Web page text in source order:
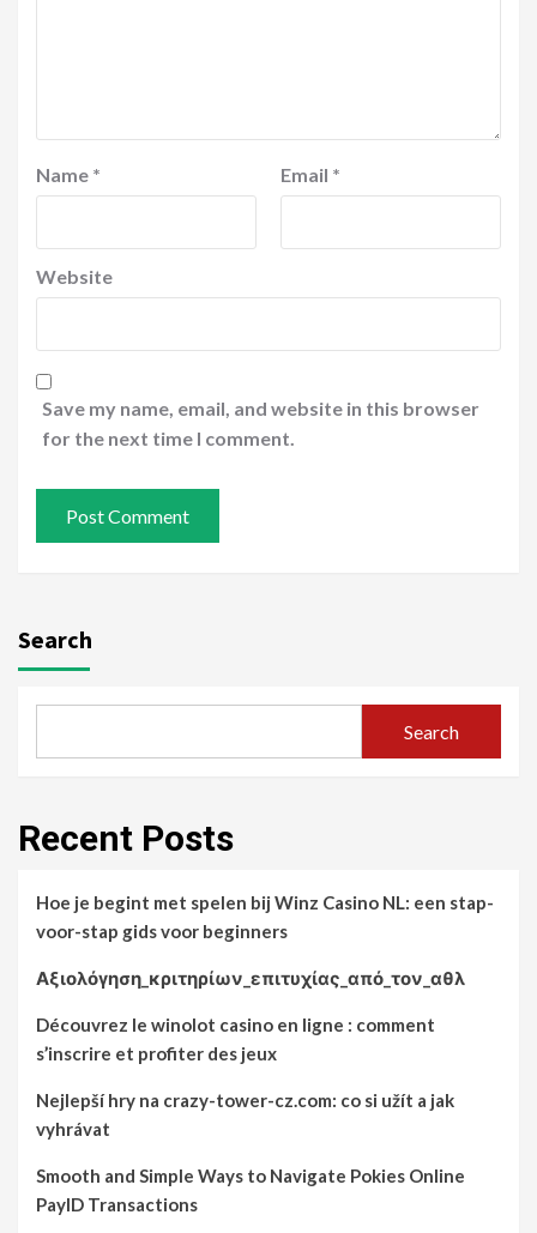
Name * Email *
Website
Save my name, email, and website in this browser
for the next time I comment.
Search
Search
Recent Posts
Hoe je begint met spelen bij Winz Casino NL: een stap-
voor-stap gids voor beginners
Αξιολόγηση_κριτηρίων_επιτυχίας_από_τον_αθλ
Découvrez le winolot casino en ligne : comment
s’inscrire et profiter des jeux
Nejlepší hry na crazy-tower-cz.com: co si užít a jak
vyhrávat
Smooth and Simple Ways to Navigate Pokies Online
PayID Transactions